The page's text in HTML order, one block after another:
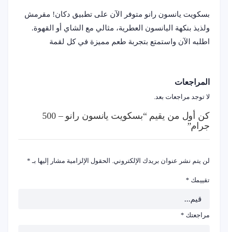
بسكويت يانسون رانو متوفر الآن على تطبيق دكان! مقرمش
ولذيذ بنكهة اليانسون العطرية، مثالي مع الشاي أو القهوة.
اطلبه الآن واستمتع بتجربة طعم مميزة في كل لقمة
المراجعات
لا توجد مراجعات بعد.
كن أول من يقيم “بسكويت يانسون رانو – 500
جرام”
لن يتم نشر عنوان بريدك الإلكتروني. الحقول الإلزامية مشار إليها بـ *
تقييمك *
مراجعتك *